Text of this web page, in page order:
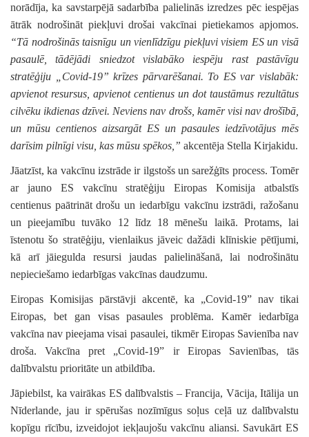
norādīja, ka savstarpējā sadarbība palielinās izredzes pēc iespējas
ātrāk nodrošināt piekļuvi drošai vakcīnai pietiekamos apjomos.
“Tā nodrošinās taisnīgu un vienlīdzīgu piekļuvi visiem ES un visā
pasaulē, tādējādi sniedzot vislabāko iespēju rast pastāvīgu
stratēģiju „Covid-19” krīzes pārvarēšanai. To ES var vislabāk:
apvienot resursus, apvienot centienus un dot taustāmus rezultātus
cilvēku ikdienas dzīvei. Neviens nav drošs, kamēr visi nav drošībā,
un mūsu centienos aizsargāt ES un pasaules iedzīvotājus mēs
darīsim pilnīgi visu, kas mūsu spēkos, ” akcentēja Stella Kirjakidu.
Jāatzīst, ka vakcīnu izstrāde ir ilgstošs un sarežģīts process. Tomēr
ar jauno ES vakcīnu stratēģiju Eiropas Komisija atbalstīs
centienus paātrināt drošu un iedarbīgu vakcīnu izstrādi, ražošanu
un pieejamību tuvāko 12 līdz 18 mēnešu laikā. Protams, lai
īstenotu šo stratēģiju, vienlaikus jāveic dažādi klīniskie pētījumi,
kā arī jāiegulda resursi jaudas palielināšanā, lai nodrošinātu
nepieciešamo iedarbīgas vakcīnas daudzumu.
Eiropas Komisijas pārstāvji akcentē, ka „Covid-19” nav tikai
Eiropas, bet gan visas pasaules problēma. Kamēr iedarbīga
vakcīna nav pieejama visai pasaulei, tikmēr Eiropas Savienība nav
droša. Vakcīna pret „Covid-19” ir Eiropas Savienības, tās
dalībvalstu prioritāte un atbildība.
Jāpiebilst, ka vairākas ES dalībvalstis – Francija, Vācija, Itālija un
Nīderlande, jau ir spērušas nozīmīgus soļus ceļā uz dalībvalstu
kopīgu rīcību, izveidojot iekļaujošu vakcīnu aliansi. Savukārt ES